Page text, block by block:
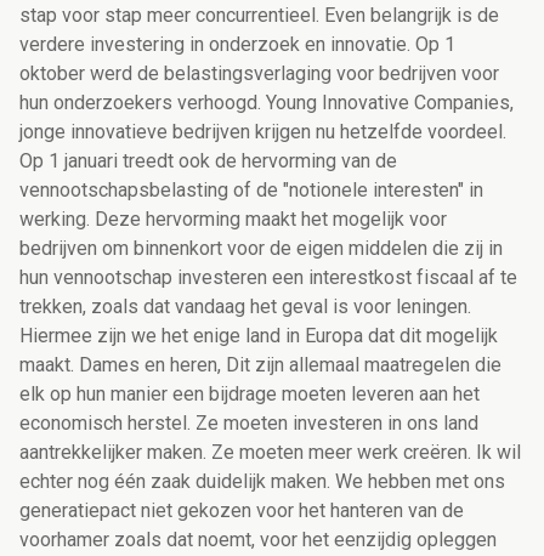
stap voor stap meer concurrentieel. Even belangrijk is de
verdere investering in onderzoek en innovatie. Op 1
oktober werd de belastingsverlaging voor bedrijven voor
hun onderzoekers verhoogd. Young Innovative Companies,
jonge innovatieve bedrijven krijgen nu hetzelfde voordeel.
Op 1 januari treedt ook de hervorming van de
vennootschapsbelasting of de "notionele interesten" in
werking. Deze hervorming maakt het mogelijk voor
bedrijven om binnenkort voor de eigen middelen die zij in
hun vennootschap investeren een interestkost fiscaal af te
trekken, zoals dat vandaag het geval is voor leningen.
Hiermee zijn we het enige land in Europa dat dit mogelijk
maakt. Dames en heren, Dit zijn allemaal maatregelen die
elk op hun manier een bijdrage moeten leveren aan het
economisch herstel. Ze moeten investeren in ons land
aantrekkelijker maken. Ze moeten meer werk creëren. Ik wil
echter nog één zaak duidelijk maken. We hebben met ons
generatiepact niet gekozen voor het hanteren van de
voorhamer zoals dat noemt, voor het eenzijdig opleggen